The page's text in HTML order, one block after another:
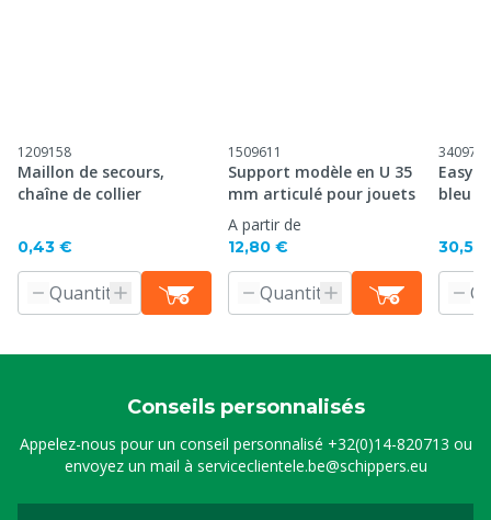
1209158
Maillon de secours,
chaîne de collier
0,43 €
1509611
Support modèle en U 35
mm articulé pour jouets
A partir de
12,80 €
3409715
bleu
30,50
Conseils personnalisés
Appelez-nous pour un conseil personnalisé +32(0)14-820713 ou
envoyez un mail à serviceclientele.be@schippers.eu